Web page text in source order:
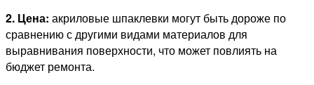
2. Цена: акриловые шпаклевки могут быть дороже по
сравнению с другими видами материалов для
выравнивания поверхности, что может повлиять на
бюджет ремонта.